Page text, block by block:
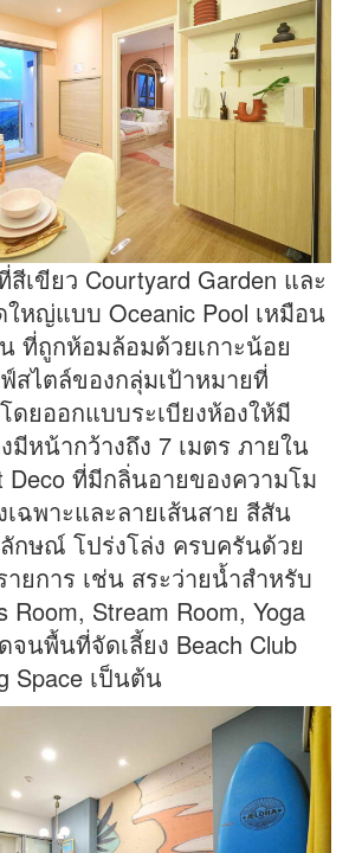
เขียว Courtyard Garden และ
หญ่แบบ Oceanic Pool เหมือน
ที่ถูกห้อมล้อมด้วยเกาะน้อย
สไตล์ของกลุ่มเป้าหมายที่
ดยออกแบบระเบียงห้องให้มี
มีหน้ากว้างถึง 7 เมตร ภายใน
Deco ที่มีกลิ่นอายของความโม
ฉพาะและลายเส้นสาย สีสัน
กษณ์ โปร่งโล่ง ครบครันด้วย
ายการ เช่น สระว่ายน้ำสำหรับ
Room, Stream Room, Yoga
จนพื้นที่จัดเลี้ยง Beach Club
Space เป็นต้น